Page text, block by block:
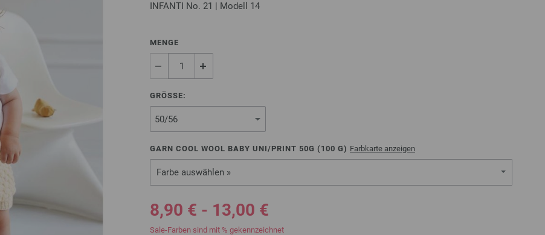
INFANTI No. 21 | Modell 14
MENGE
GRÖSSE:
GARN COOL WOOL BABY UNI/PRINT 50G ( 100 G) Farbkarte anzeigen
Farbe auswählen »
8,90 € - 13,00 €
Sale-Farben sind mit % gekennzeichnet